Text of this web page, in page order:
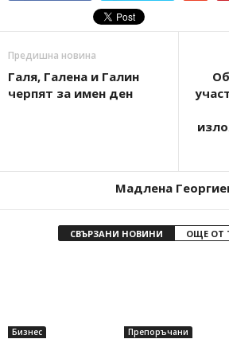
Предишна новина
Галя, Галена и Галин
черпят за имен ден
Мадлена
СВЪРЗАНИ НОВИНИ ОЩЕ ОТ
Бизнес Препоръчани